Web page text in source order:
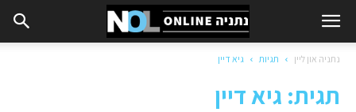
נתניה און ליין תגיות גיא דיין
תגית: גיא דיין